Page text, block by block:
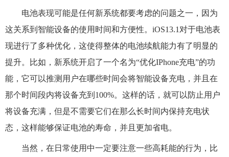
电池表现可能是任何新系统都要考虑的问题之一，因为
这关系到智能设备的使用时间和方便性。iOS13.1对于电池表
现进行了多种优化，这使得整体的电池续航能力有了明显的
提升。比如，新系统开启了一个名为“优化IPhone充电”的功
能，它可以推测用户在哪些时间会将智能设备充电，并且在
那个时间段内将设备充到100%。这样的话，就可以防止用户
将设备充满，但是不需要它们在那么长时间内保持充电状
态，这样能够保证电池的寿命，并且更加省电。
当然，在日常使用中一定要注意一些高耗能的行为，比